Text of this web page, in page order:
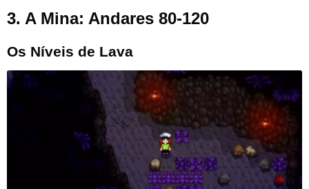
3. A Mina: Andares 80-120
Os Níveis de Lava